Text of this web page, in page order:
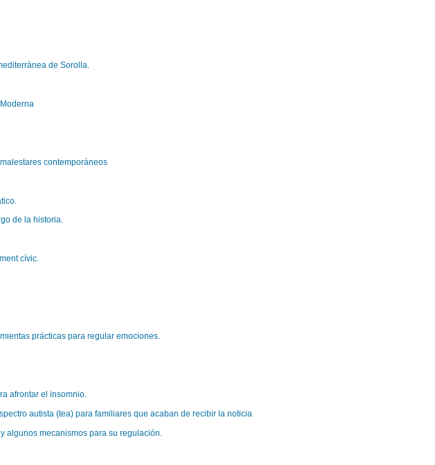
de Sorolla.
contemporáneos
de la historia.
cívic.
prácticas para regular emociones.
afrontar el insomnio.
autista (tea) para familiares que acaban de recibir la noticia
algunos mecanismos para su regulación.